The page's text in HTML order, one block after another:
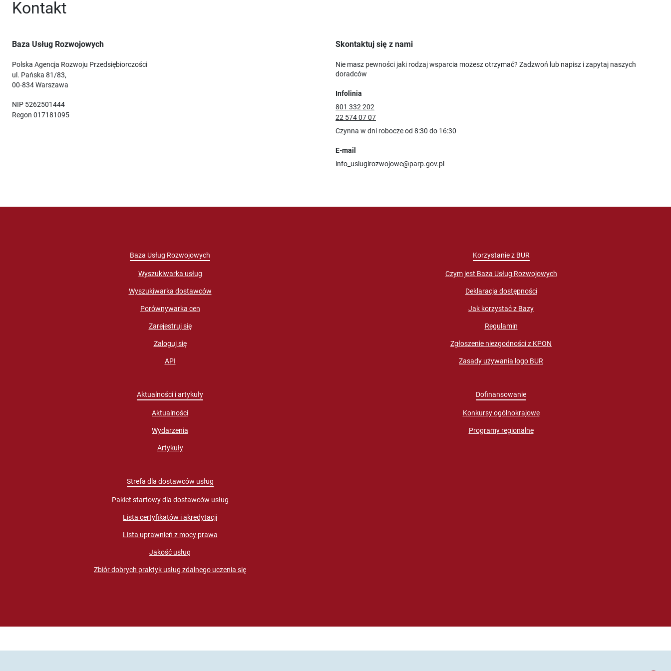
Kontakt
Baza Usług Rozwojowych
Polska Agencja Rozwoju Przedsiębiorczości
ul. Pańska 81/83,
00-834 Warszawa
NIP 5262501444
Regon 017181095
Skontaktuj się z nami
Nie masz pewności jaki rodzaj wsparcia możesz otrzymać? Zadzwoń lub napisz i zapytaj naszych
doradców
Infolinia
801 332 202
22 574 07 07
Czynna w dni robocze od 8:30 do 16:30
E-mail
info_uslugirozwojowe@parp.gov.pl
Baza Usług Rozwojowych
Wyszukiwarka usług
Wyszukiwarka dostawców
Porównywarka cen
Zarejestruj się
Zaloguj się
API
Korzystanie z BUR
Czym jest Baza Usług Rozwojowych
Deklaracja dostępności
Jak korzystać z Bazy
Regulamin
Zgłoszenie niezgodności z KPON
Zasady używania logo BUR
Aktualności i artykuły
Aktualności
Wydarzenia
Artykuły
Dofinansowanie
Konkursy ogólnokrajowe
Programy regionalne
Strefa dla dostawców usług
Pakiet startowy dla dostawców usług
Lista certyfikatów i akredytacji
Lista uprawnień z mocy prawa
Jakość usług
Zbiór dobrych praktyk usług zdalnego uczenia się